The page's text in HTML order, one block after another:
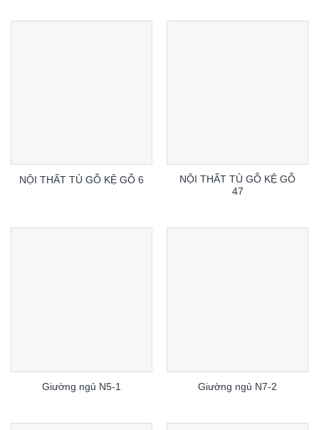
NỘI THẤT TỦ GỖ KỆ GỖ 6
NỘI THẤT TỦ GỖ KỆ GỖ
47
Giường ngủ N5-1 Giường ngủ N7-2